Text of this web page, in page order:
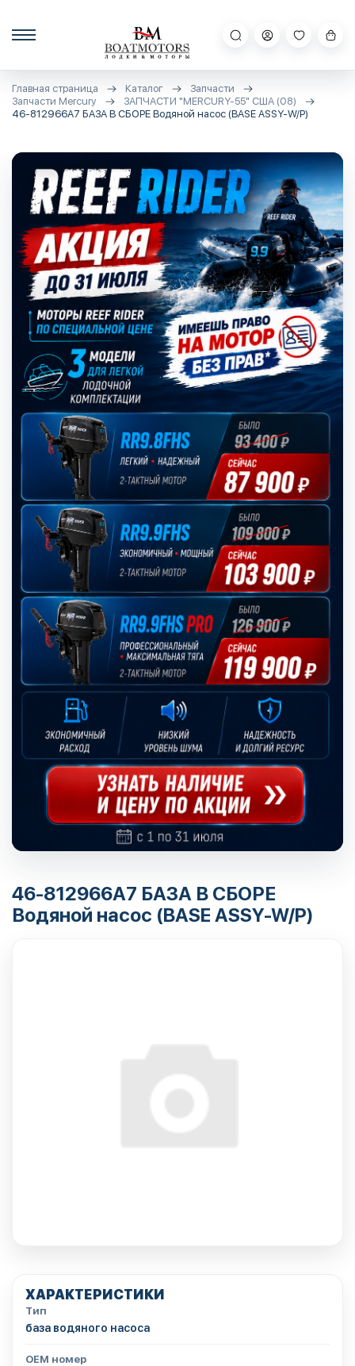
Главная страница Каталог
Запчасти
Запчасти Mercury
ЗАПЧАСТИ "MERCURY-55" США (08)
46-812966А7 БАЗА В СБОРЕ Водяной насос (BASE ASSY-W/P)
46-812966А7 БАЗА В СБОРЕ
Водяной насос (BASE ASSY-W/P)
ХАРАКТЕРИСТИКИ
Тип
база водяного насоса
OEM номер